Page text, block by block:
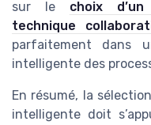
sur le choix
technique
parfaitement dans
intelligente des
En résumé, la
intelligente doit